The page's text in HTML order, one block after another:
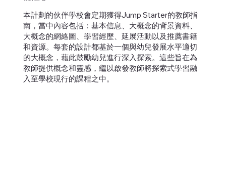
本計劃的伙伴學校會定期獲得Jump Starter的教師指
南，當中內容包括：基本信息、大概念的背景資料、
大概念的網絡圖、學習經歷、延展活動以及推薦書籍
和資源。每套的設計都基於一個與幼兒發展水平適切
的大概念，藉此鼓勵幼兒進行深入探索。這些旨在為
教師提供概念和靈感，繼以啟發教師將探索式學習融
入至學校現行的課程之中。